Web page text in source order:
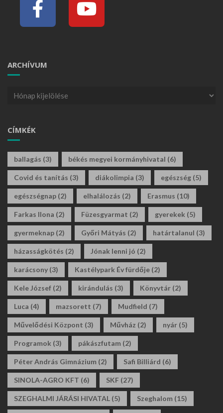
ARCHÍVUM
CÍMKÉK
ballagás (3) békés megyei kormányhivatal (6)
Covid és tanítás (3) diákolimpia (3) egészség (5)
egészségnap (2) elhalálozás (2) Erasmus (10)
Farkas Ilona (2) Füzesgyarmat (2) gyerekek (5)
gyermeknap (2) Győri Mátyás (2) határtalanul (3)
házasságkötés (2) Jónak lenni jó (2)
karácsony (3) Kastélypark Év fürdője (2)
Kele József (2) kirándulás (3) Könyvtár (2)
Luca (4) mazsorett (7) Mudfield (7)
Művelődési Központ (3) Művház (2) nyár (5)
Programok (3) pákászfutam (2)
Péter András Gimnázium (2) Safi Billiárd (6)
SINOLA-AGRO KFT (6) SKF (27)
SZEGHALMI JÁRÁSI HIVATAL (5) Szeghalom (15)